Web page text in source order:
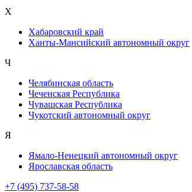
Х
Хабаровский край
Ханты-Мансийский автономный округ
Ч
Челябинская область
Чеченская Республика
Чувашская Республика
Чукотский автономный округ
Я
Ямало-Ненецкий автономный округ
Ярославская область
+7 (495) 737-58-58